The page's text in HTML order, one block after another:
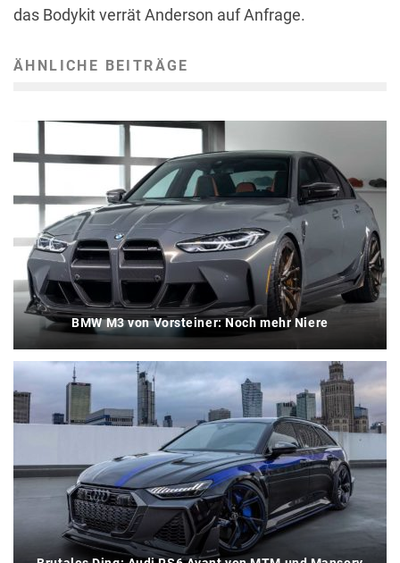
das Bodykit verrät Anderson auf Anfrage.
ÄHNLICHE BEITRÄGE
BMW M3 von Vorsteiner: Noch mehr Niere